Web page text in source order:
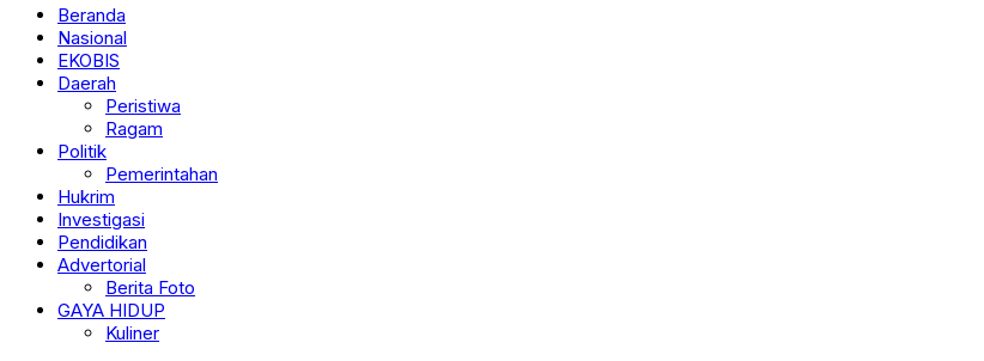
Beranda
Nasional
EKOBIS
Daerah
Peristiwa
Ragam
Politik
Pemerintahan
Hukrim
Investigasi
Pendidikan
Advertorial
Berita Foto
GAYA HIDUP
Kuliner